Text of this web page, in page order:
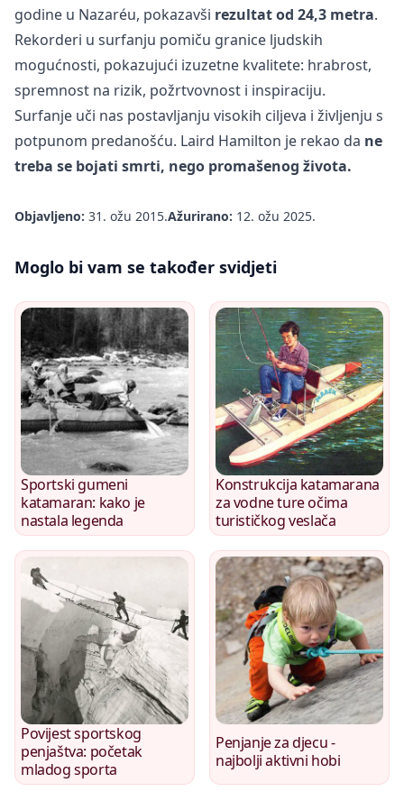
godine u Nazaréu, pokazavši rezultat od 24,3 metra.
Rekorderi u surfanju pomiču granice ljudskih
mogućnosti, pokazujući izuzetne kvalitete: hrabrost,
spremnost na rizik, požrtvovnost i inspiraciju.
Surfanje uči nas postavljanju visokih ciljeva i življenju s
potpunom predanošću. Laird Hamilton je rekao da ne
treba se bojati smrti, nego promašenog života.
Objavljeno: 31. ožu 2015.Ažurirano: 12. ožu 2025.
Moglo bi vam se također svidjeti
Sportski gumeni
katamaran: kako je
nastala legenda
Konstrukcija katamarana
za vodne ture očima
turističkog veslača
Povijest sportskog
penjaštva: početak
mladog sporta
Penjanje za djecu -
najbolji aktivni hobi